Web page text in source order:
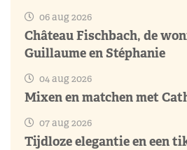
06 aug 2026
Château Fischbach, de
Guillaume en Stéphanie
04 aug 2026
Mixen en matchen met
07 aug 2026
Tijdloze elegantie en een